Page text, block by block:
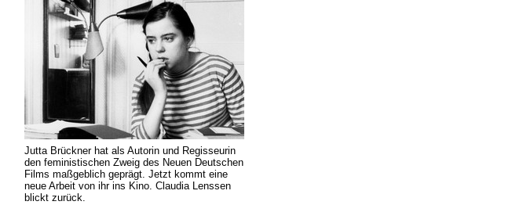
Jutta Brückner hat als Autorin und Regisseurin
den feministischen Zweig des Neuen Deutschen
Films maßgeblich geprägt. Jetzt kommt eine
neue Arbeit von ihr ins Kino. Claudia Lenssen
blickt zurück.